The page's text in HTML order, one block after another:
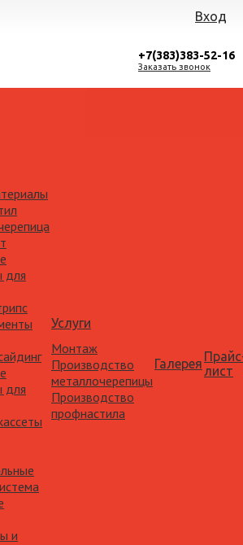
Вход
+7(383)383-52-16
Заказать звонок
для
для
и
Услуги
Монтаж
Производство
металлочерепицы
Производство
профнастила
Галерея лист